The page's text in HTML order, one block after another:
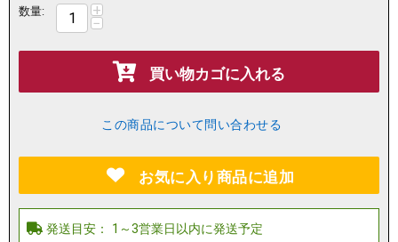
数量: +
−
買い物カゴに入れる
この商品について問い合わせる
お気に入り商品に追加